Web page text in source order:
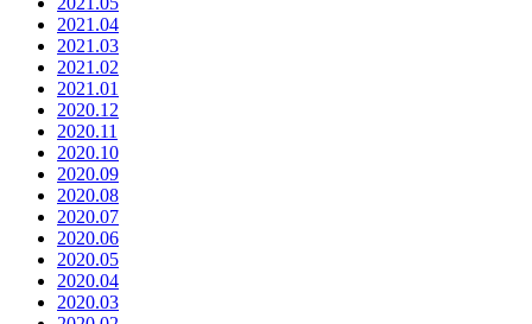
2021.04
2021.03
2021.02
2021.01
2020.12
2020.11
2020.10
2020.09
2020.08
2020.07
2020.06
2020.05
2020.04
2020.03